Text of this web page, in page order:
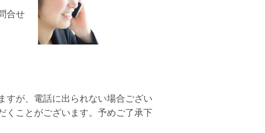
合せ
すが、電話に出られない場合ござい
くことがございます。予めご了承下